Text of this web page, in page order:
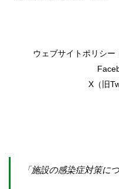
ウェブサイトポリシ
X（旧
「施設の感染症対策に